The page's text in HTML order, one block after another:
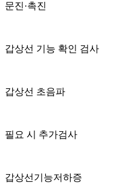
문진·촉진
갑상선 기능 확인 검사
갑상선 초음파
필요 시 추가검사
갑상선기능저하증